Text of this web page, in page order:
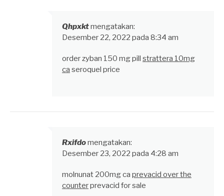
Qhpxktmengatakan:
Desember 22, 2022 pada 8:34 am
order zyban 150 mg pill strattera 10mg
ca seroquel price
Rxifdomengatakan:
Desember 23, 2022 pada 4:28 am
molnunat 200mg ca prevacid over the
counterprevacid for sale